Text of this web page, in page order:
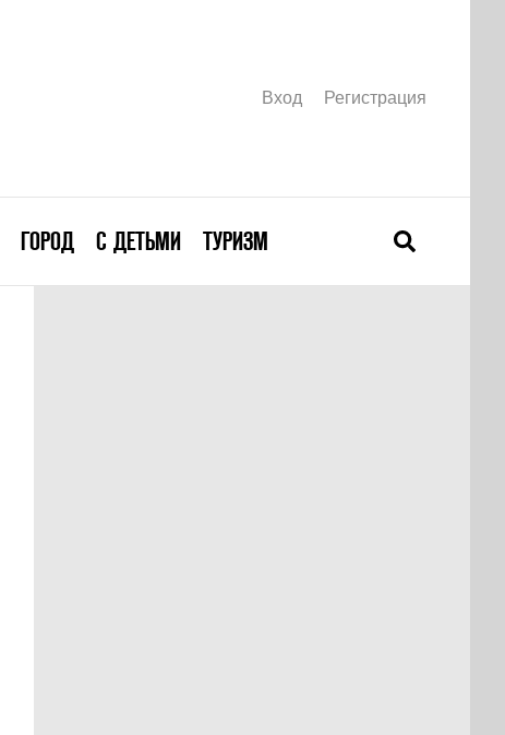
Вход Регистрация
ГОРОД С ДЕТЬМИ ТУРИЗМ